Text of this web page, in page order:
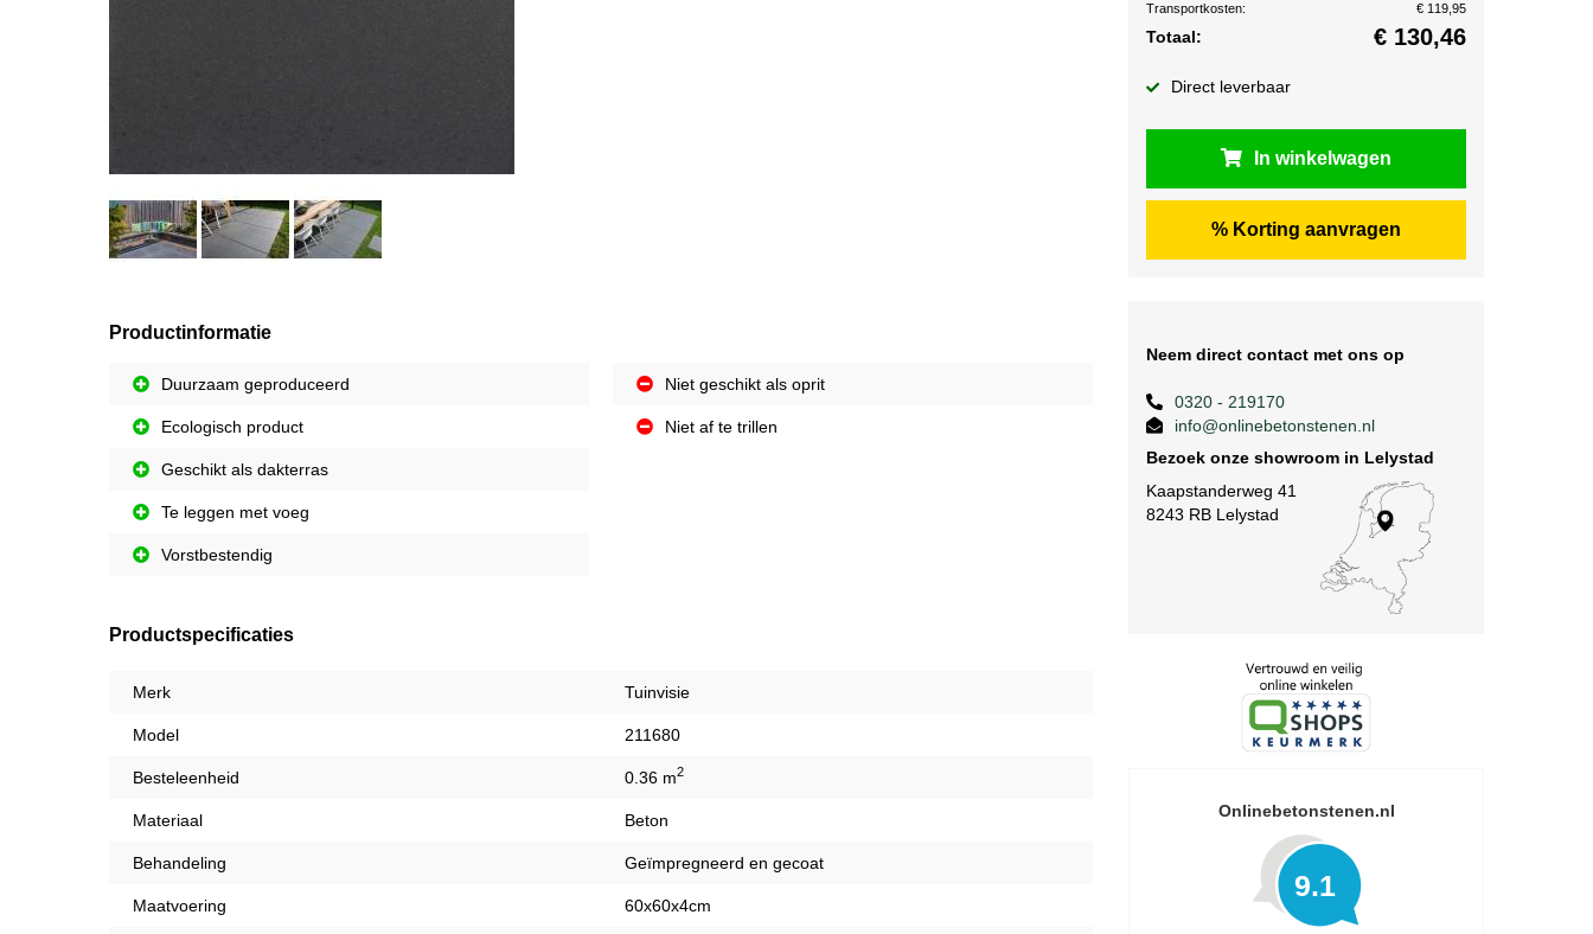
Productinformatie
Duurzaam geproduceerd
Ecologisch product
Geschikt als dakterras
Te leggen met voeg
Vorstbestendig
Niet geschikt als oprit
Niet af te trillen
Productspecificaties
Merk Tuinvisie
Model 211680
Besteleenheid 0.36 m2
Materiaal Beton
Behandeling Geïmpregneerd en gecoat
Maatvoering 60x60x4cm
Transportkosten:
€ 119,95
Totaal: € 130,46
Direct leverbaar
In winkelwagen
% Korting aanvragen
Neem direct contact met ons op
0320 - 219170
info@onlinebetonstenen.nl
Bezoek onze showroom in Lelystad
Kaapstanderweg 41
8243 RB Lelystad
Onlinebetonstenen.nl
9.1